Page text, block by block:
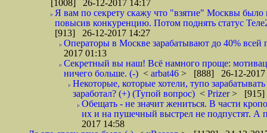
[1008] 26-12-2017 14:17
Я вам по секрету скажу что "взятие" Москвы
повысив конкуренцию. Потом поднять статус
[913] 26-12-2017 14:27
Операторы в Москве зарабатывают до 40% всей
2017 01:13
Секретный вы наш! Всё намного проще:
ничего больше. (-) < arbat46 > [888] 26-12-2017
Некоторые, которые хотели, тупо
заработал? (+) (Тупой вопрос) < Prizer> [915]
Обещать - не значит жениться. В части
их и на пушечный выстрел не подпустят. А
2017 14:58